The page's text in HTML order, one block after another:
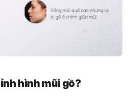
hình mũi gồ?